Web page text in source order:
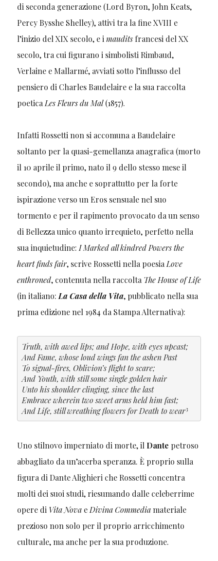
di seconda generazione (Lord Byron, John Keats,
Percy Bysshe Shelley), attivi tra la fine XVIII e
l’inizio del XIX secolo, e imauditsfrancesi del XX
secolo, tra cui figurano i simbolisti Rimbaud,
Verlaine e Mallarmé, avviati sotto l’influsso del
pensiero di Charles Baudelaire e la sua raccolta
poeticaLes Fleurs du Mal(1857).
Infatti Rossetti non si accomuna a Baudelaire
soltanto per la quasi-gemellanza anagrafica (morto
il 10 aprile il primo, nato il 9 dello stesso mese il
secondo), ma anche e soprattutto per la forte
ispirazione verso un Eros sensuale nel suo
tormento e per il rapimento provocato da un senso
di Bellezza unico quanto irrequieto, perfetto nella
sua inquietudine:I Marked all kindred Powers the
heart finds fair, scrive Rossetti nella poesiaLove
enthroned, contenuta nella raccoltaThe House of Life
(in italiano:La Casa della Vita, pubblicato nella sua
prima edizione nel 1984 da Stampa Alternativa):
Truth, with awed lips; and Hope, with eyes upcast;
And Fame, whose loud wings fan the ashen Past
To signal-fires, Oblivion’s flight to scare;
And Youth, with still some single golden hair
Unto his shoulder clinging, since the last
Embrace wherein two sweet arms held him fast;
And Life, still wreathing flowers for Death to wear3
Uno stilnovo imperniato di morte, il Dante petroso
abbagliato da un’acerba speranza. È proprio sulla
figura di Dante Alighieri che Rossetti concentra
molti dei suoi studi, riesumando dalle celeberrime
opere di Vita NovaeDivina Commediamateriale
prezioso non solo per il proprio arricchimento
culturale, ma anche per la sua produzione.